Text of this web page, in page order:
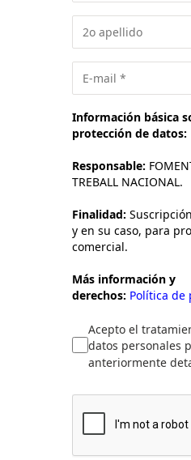
Información básica
protección de datos:
Responsable:
TREBALL NACIONAL.
Finalidad:
y en su caso, para
comercial.
Más información y
derechos: Política de
Acepto el
datos personales
anteriormente